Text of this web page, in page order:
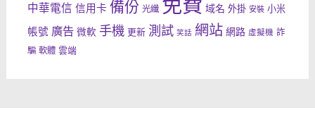
中華電信 信用卡 備份 光纖 域名 外掛 安裝 小米
帳號 廣告 微軟 手機 更新 測試 笑話 網站 網路 虛擬機 詐
騙 軟體 雲端